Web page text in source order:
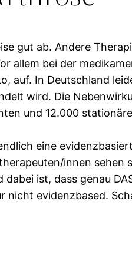
gut ab. Andere
allem bei der
auf. In Deutschland
wird. Die
und 12.000
eine
innen sehen
ist, dass genau
nicht evidenzbased.